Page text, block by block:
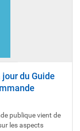
du Guide
publique vient de
les aspects